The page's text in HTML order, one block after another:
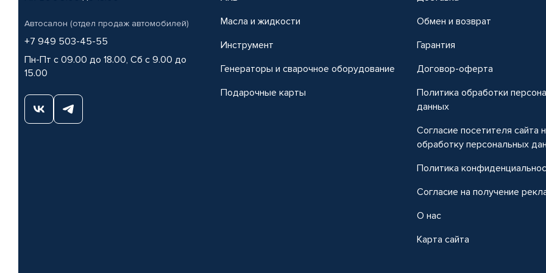
Автосалон (отдел продаж автомобилей)
+7 949 503-45-55
Пн-Пт с 09.00 до 18.00, Сб с 9.00 до
15.00
Масла и жидкости
Инструмент
Генераторы и сварочное оборудование
Подарочные карты
Обмен и возврат
Гарантия
Договор-оферта
Политика обработки
данных
Согласие посетителя сайта
обработку персональных
Политика
Согласие на получение
О нас
Карта сайта